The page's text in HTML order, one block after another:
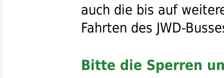
auch die bis auf
Fahrten des JWD-
Bitte die Sperren